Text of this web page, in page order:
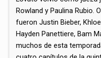
Rowland y Paulina Rubio.
fueron Justin Bieber,
Hayden Panettiere, Bam
muchos de esta